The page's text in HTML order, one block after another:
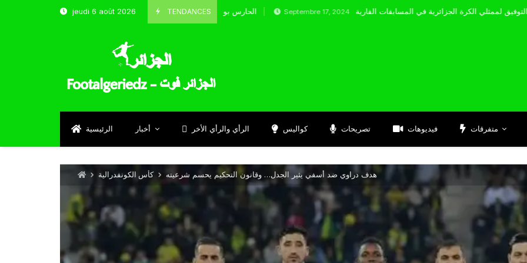
jeudi 6 août 2026 TENDANCES
الحارس بوحلفاية يتحدث عن طموحاته مع المنتخب و شباب قسنطينة Septembre 17, 2024
الرئيسية أخبار الرأي والرأي الأخر كواليس تصريحات فيديوهات متفرقات
كأس الكونفدرالية هدف دراوي ضد أسفي يثير الجدل… وقانون التحكيم يحسم شرعيته